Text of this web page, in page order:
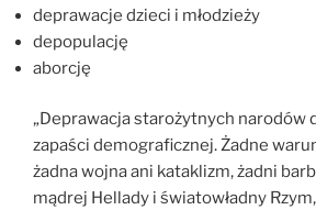
deprawacje dzieci i młodzieży
depopulację
aborcję
„Deprawacja starożytnych narodów
zapaści demograficznej. Żadne
żadna wojna ani kataklizm, żadni
mądrej Hellady i światowładny